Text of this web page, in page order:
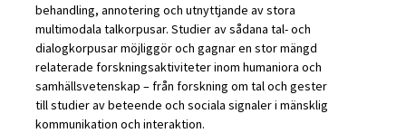
behandling, annotering och utnyttjande av stora
multimodala talkorpusar. Studier av sådana tal- och
dialogkorpusar möjliggör och gagnar en stor mängd
relaterade forskningsaktiviteter inom humaniora och
samhällsvetenskap – från forskning om tal och gester
till studier av beteende och sociala signaler i mänsklig
kommunikation och interaktion.